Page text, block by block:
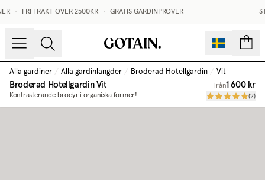
FRI FRAKT ÖVER 2500KR GRATIS GARDINPROVER
Alla gardiner / Alla gardinlängder / Broderad Hotellgardin / Vit
Broderad HotellgardinVit
Kontrasterande brodyr i organiska former!
Från1 600 kr
(2)
Måttbeställda Broderade Hotellgardiner | Gotain